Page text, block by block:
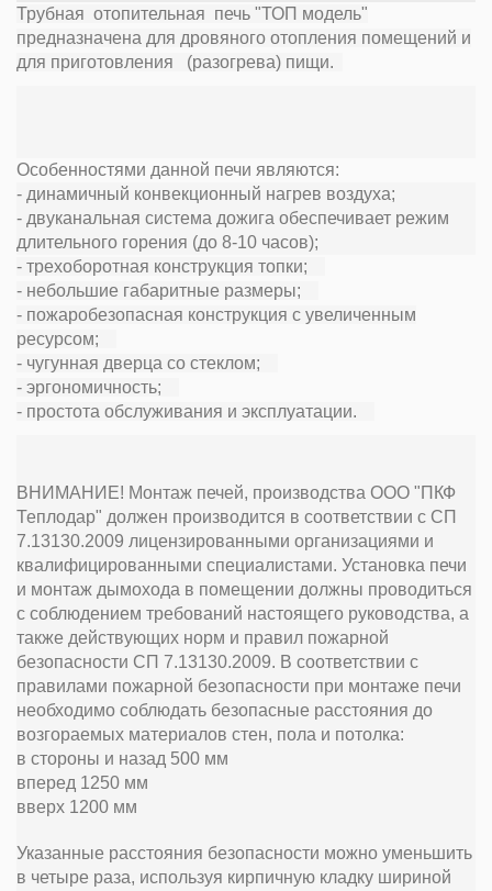
Трубная отопительная печь "ТОП модель"
предназначена для дровяного отопления помещений и
для приготовления (разогрева) пищи.
Особенностями данной печи являются:
- динамичный конвекционный нагрев воздуха;
- двуканальная система дожига обеспечивает режим
длительного горения (до 8-10 часов);
- трехоборотная конструкция топки;
- небольшие габаритные размеры;
- пожаробезопасная конструкция с увеличенным
ресурсом;
- чугунная дверца со стеклом;
- эргономичность;
- простота обслуживания и эксплуатации.
ВНИМАНИЕ! Монтаж печей, производства ООО "ПКФ
Теплодар" должен производится в соответствии с СП
7.13130.2009 лицензированными организациями и
квалифицированными специалистами. Установка печи
и монтаж дымохода в помещении должны проводиться
с соблюдением требований настоящего руководства, а
также действующих норм и правил пожарной
безопасности СП 7.13130.2009. В соответствии с
правилами пожарной безопасности при монтаже печи
необходимо соблюдать безопасные расстояния до
возгораемых материалов стен, пола и потолка:
в стороны и назад 500 мм
вперед 1250 мм
вверх 1200 мм
Указанные расстояния безопасности можно уменьшить
в четыре раза, используя кирпичную кладку шириной